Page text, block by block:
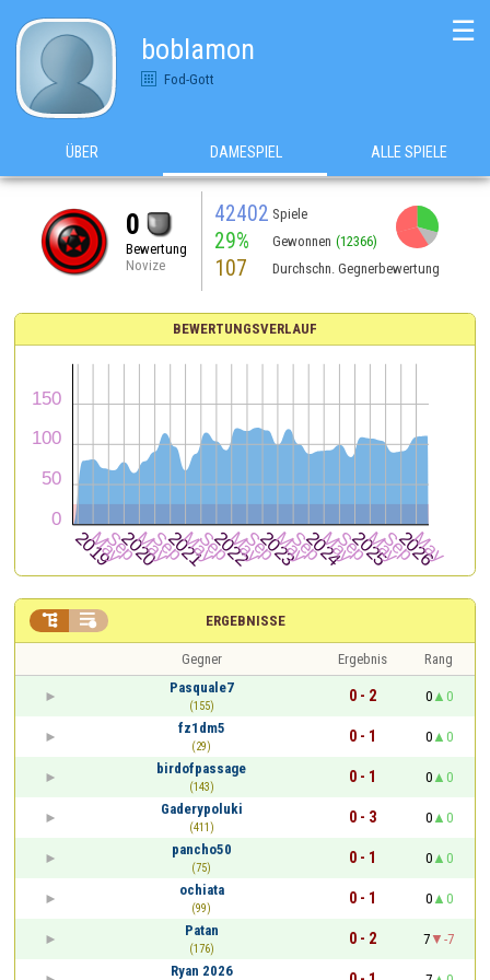
boblamon
Fod-Gott
☰
ÜBER DAMESPIEL ALLE SPIELE
0
Bewertung
Novize
42402 Spiele
29% Gewonnen (12366)
107 Durchschn. Gegnerbewertung
BEWERTUNGSVERLAUF
ERGEBNISSE
 
Gegner Ergebnis
Rang
Pasquale7
(155)
0 - 2 0
0
fz1dm5
(29)
0 - 1 0
0
birdofpassage
(143)
0 - 1 0
0
Gaderypoluki
(411)
0 - 3 0
0
pancho50
(75)
0 - 1 0
0
ochiata
(99)
0 - 1 0
0
Patan
(176)
0 - 2 7
-7
Ryan 2026